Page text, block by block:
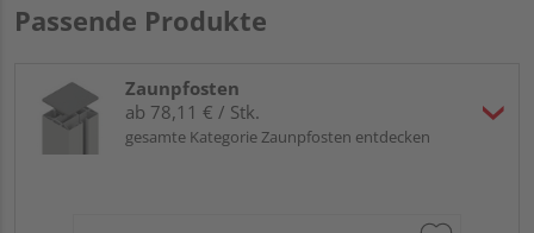
Passende Produkte
Zaunpfosten
ab 78,11 € / Stk.
gesamte Kategorie Zaunpfosten entdecken